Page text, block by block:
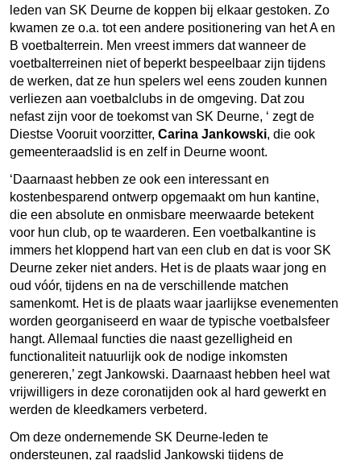
leden van SK Deurne de koppen bij elkaar gestoken. Zo
kwamen ze o.a. tot een andere positionering van het A en
B voetbalterrein. Men vreest immers dat wanneer de
voetbalterreinen niet of beperkt bespeelbaar zijn tijdens
de werken, dat ze hun spelers wel eens zouden kunnen
verliezen aan voetbalclubs in de omgeving. Dat zou
nefast zijn voor de toekomst van SK Deurne, ‘ zegt de
Diestse Vooruit voorzitter, Carina Jankowski, die ook
gemeenteraadslid is en zelf in Deurne woont.
‘Daarnaast hebben ze ook een interessant en
kostenbesparend ontwerp opgemaakt om hun kantine,
die een absolute en onmisbare meerwaarde betekent
voor hun club, op te waarderen. Een voetbalkantine is
immers het kloppend hart van een club en dat is voor SK
Deurne zeker niet anders. Het is de plaats waar jong en
oud vóór, tijdens en na de verschillende matchen
samenkomt. Het is de plaats waar jaarlijkse evenementen
worden georganiseerd en waar de typische voetbalsfeer
hangt. Allemaal functies die naast gezelligheid en
functionaliteit natuurlijk ook de nodige inkomsten
genereren,’ zegt Jankowski. Daarnaast hebben heel wat
vrijwilligers in deze coronatijden ook al hard gewerkt en
werden de kleedkamers verbeterd.
Om deze ondernemende SK Deurne-leden te
ondersteunen, zal raadslid Jankowski tijdens de